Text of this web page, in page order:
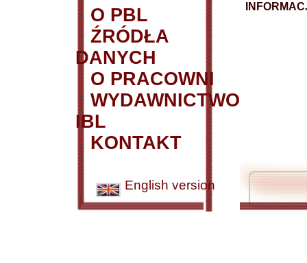
O PBL
ŹRÓDŁA
DANYCH
O PRACOWNI
WYDAWNICTWO
IBL
KONTAKT
English version